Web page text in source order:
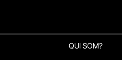
QUI SOM?